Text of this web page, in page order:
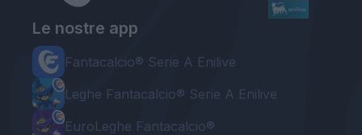
Le nostre app
Fantacalcio® Serie A Enilive
Leghe Fantacalcio® Serie A Enilive
EuroLeghe Fantacalcio®